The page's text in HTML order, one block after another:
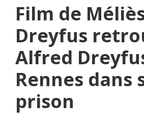
Film de
Dreyfus
Alfred
Rennes dans
prison